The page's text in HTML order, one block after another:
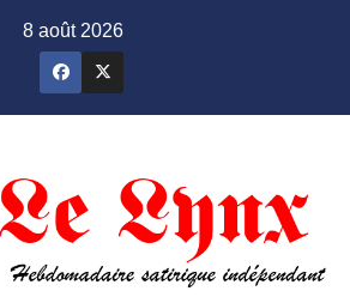
8 août 2026